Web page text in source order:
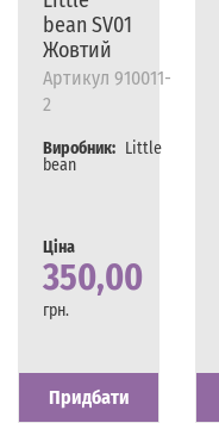
bean SV01
Жовтий
Артикул 910011-
2
Виробник: Little
bean
Ціна
350,00
грн.
Наявність
Є в наявності
Придбати